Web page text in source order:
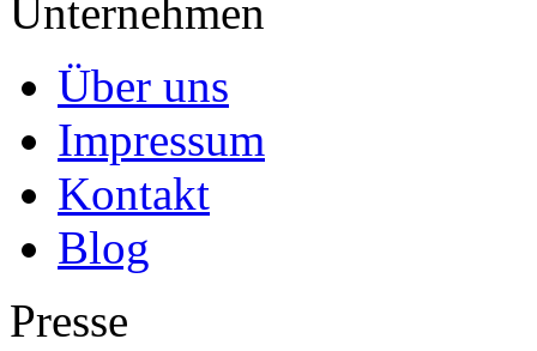
Unternehmen
Über uns
Impressum
Kontakt
Blog
Presse